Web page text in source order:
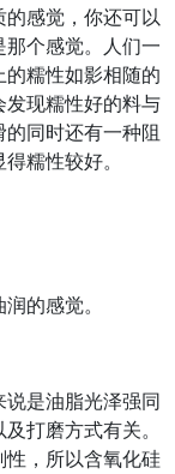
感觉，你还可以
个感觉。人们一
糯性如影相随的
发现糯性好的料与
同时还有一种阻
糯性较好。
的感觉。
是油脂光泽强同
打磨方式有关。
性，所以含氧化硅